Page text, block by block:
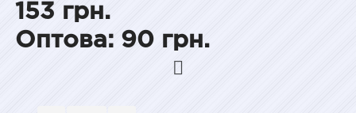
153 грн.
Оптова: 90 грн.